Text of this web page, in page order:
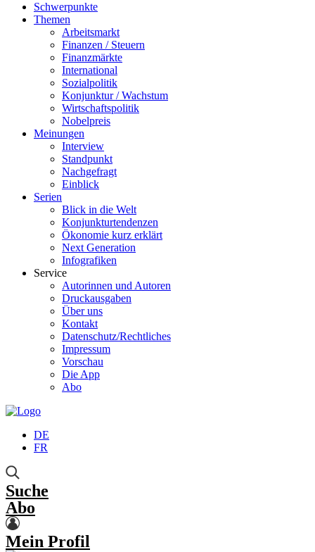
Schwerpunkte
Themen
Arbeitsmarkt
Finanzen / Steuern
Finanzmärkte
International
Sozialpolitik
Konjunktur / Wachstum
Wirtschaftspolitik
Nobelpreis
Meinungen
Interview
Standpunkt
Nachgefragt
Einblick
Serien
Blick in die Welt
Konjunkturtendenzen
Ökonomie kurz erklärt
Next Generation
Infografiken
Service
Autorinnen und Autoren
Druckausgaben
Über uns
Kontakt
Datenschutz/Rechtliches
Impressum
Vorschau
Die App
Abo
DE
FR
Suche
Abo
Mein Profil